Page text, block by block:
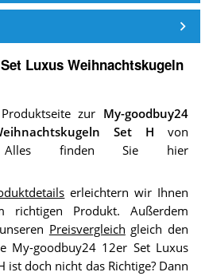
Luxus Weihnachtskugeln
zur My-goodbuy24
Set H von
Alles finden Sie hier
erleichtern wir Ihnen
richtigen Produkt. Außerdem
Preisvergleich gleich den
My-goodbuy24 12er Set Luxus
ist doch nicht das Richtige? Dann